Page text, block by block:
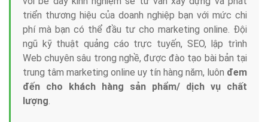
triển thương hiệu của doanh nghiệp bạn với mức chi
phí mà bạn có thể đầu tư cho marketing online. Đội
ngũ kỹ thuật quảng cáo trực tuyến, SEO, lập trình
Web chuyên sâu trong nghề, được đào tạo bài bản tại
trung tâm marketing online uy tín hàng năm, luôn đem
đến cho khách hàng sản phẩm/ dịch vụ chất
lượng.